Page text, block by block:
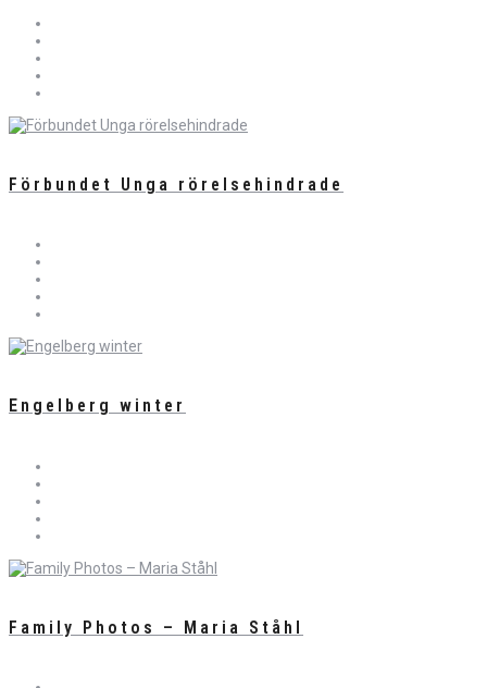
Förbundet Unga rörelsehindrade
Engelberg winter
Family Photos – Maria Ståhl